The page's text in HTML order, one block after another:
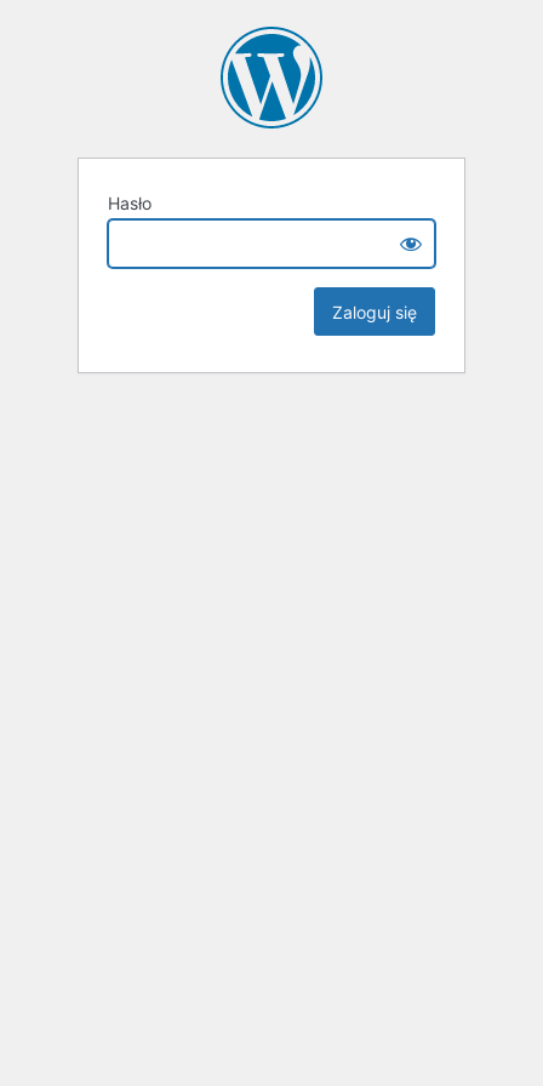
Hasło